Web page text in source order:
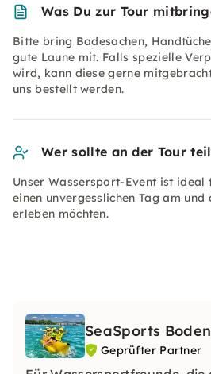
Was Du zur Tour
Bitte bring Badesachen,
gute Laune mit. Falls spezielle
wird, kann diese gerne
uns bestellt werden.
Wer sollte an der Tour
Unser Wassersport-Event ist ideal
einen unvergesslichen Tag am und
erleben möchten.
SeaSports
Geprüfter Partner